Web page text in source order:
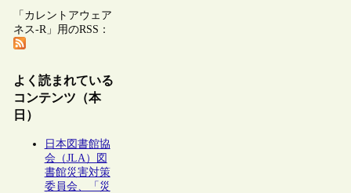
「カレントアウェア
ネス-R」用のRSS：
よく読まれている
コンテンツ（本
日）
日本図書館協
会（JLA）図
書館災害対策
委員会、「災